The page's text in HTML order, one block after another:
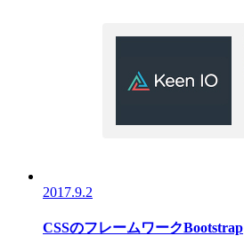
2017.9.2
CSSのフレームワークBootstrap